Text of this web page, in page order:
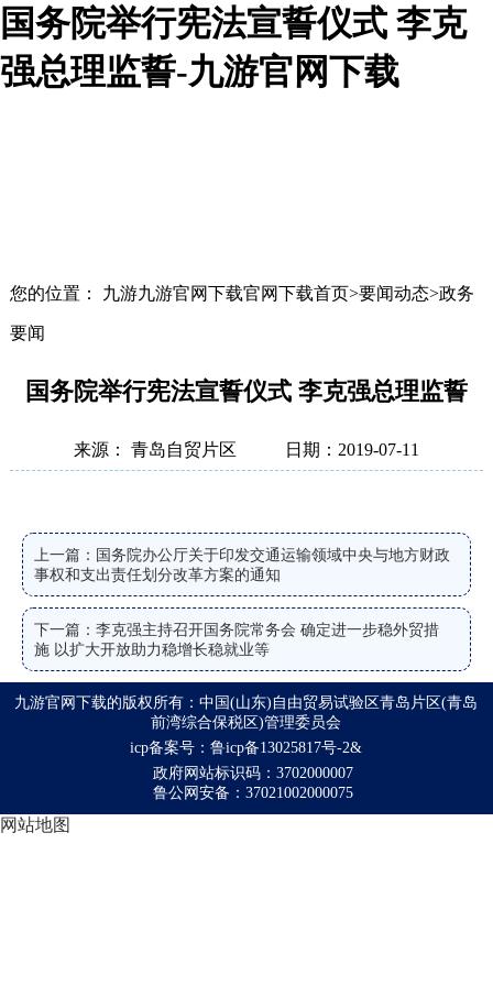
国务院举行宪法宣誓仪式 李克
强总理监誓-九游官网下载
您的位置： 九游九游官网下载官网下载首页>要闻动态>政务
要闻
国务院举行宪法宣誓仪式 李克强总理监誓
来源： 青岛自贸片区 日期：2019-07-11
上一篇：国务院办公厅关于印发交通运输领域中央与地方财政
事权和支出责任划分改革方案的通知
下一篇：李克强主持召开国务院常务会 确定进一步稳外贸措
施 以扩大开放助力稳增长稳就业等
九游官网下载的版权所有：中国(山东)自由贸易试验区青岛片区(青岛
前湾综合保税区)管理委员会
icp备案号：鲁icp备13025817号-2&
政府网站标识码：3702000007
鲁公网安备：37021002000075
网站地图